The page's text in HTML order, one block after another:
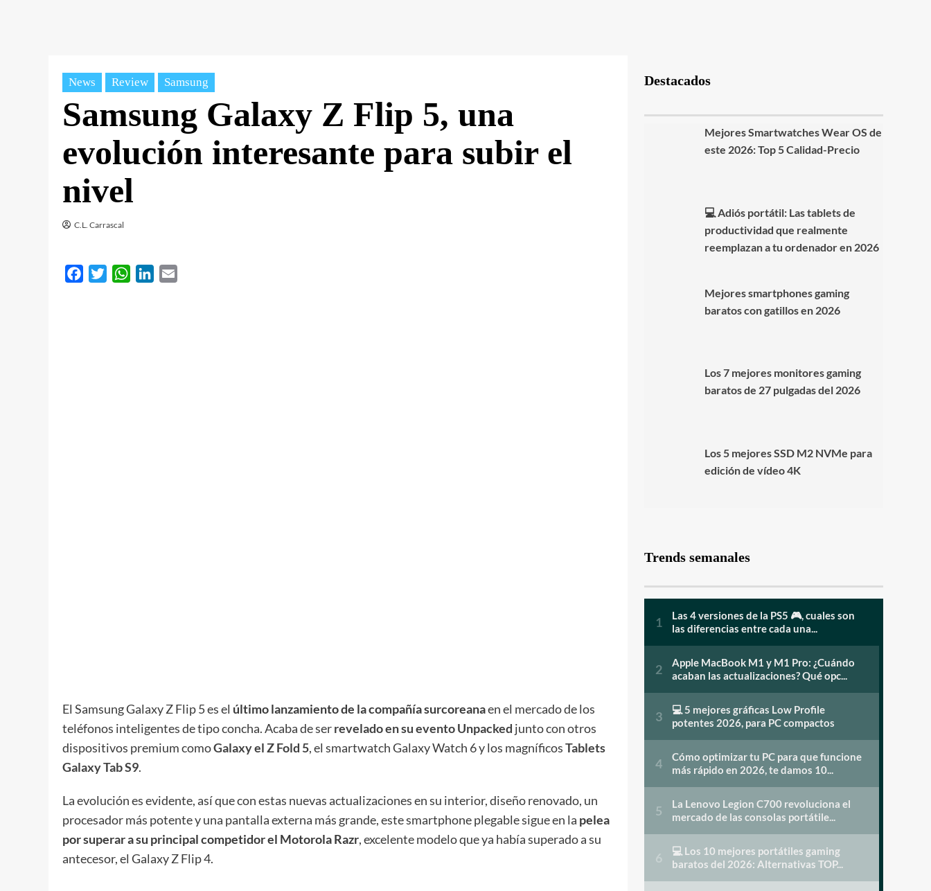
News Review Samsung
Samsung Galaxy Z Flip 5, una
evolución interesante para subir el
nivel
C.L. Carrascal
FacebookTwitterWhatsAppLinkedIn
El Samsung Galaxy Z Flip 5 es el último lanzamiento de la compañía surcoreanaen el mercado de los
teléfonos inteligentes de tipo concha. Acaba de serrevelado en su evento Unpacked junto con otros
dispositivos premium comoGalaxy el Z Fold 5, el smartwatch Galaxy Watch 6 y los magníficosTablets
Galaxy Tab S9.
La evolución es evidente, así que con estas nuevas actualizaciones en su interior, diseño renovado, un
procesador más potente y una pantalla externa más grande, este smartphone plegable sigue en la pelea
por superar a su principal competidor el Motorola Razr, excelente modelo que ya había superado a su
antecesor, el Galaxy Z Flip 4.
Destacados
Mejores Smartwatches Wear OS de
este 2026: Top 5 Calidad-Precio
💻 Adiós portátil: Las tablets de
productividad que realmente
reemplazan a tu ordenador en 2026
Mejores smartphones gaming
baratos con gatillos en 2026
Los 7 mejores monitores gaming
baratos de 27 pulgadas del 2026
Los 5 mejores SSD M2 NVMe para
edición de vídeo 4K
Trends semanales